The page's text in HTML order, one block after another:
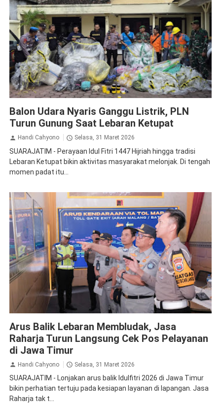
Balon Udara Nyaris Ganggu Listrik, PLN
Turun Gunung Saat Lebaran Ketupat
Handi Cahyono Selasa, 31 Maret 2026
SUARAJATIM - Perayaan Idul Fitri 1447 Hijriah hingga tradisi
Lebaran Ketupat bikin aktivitas masyarakat melonjak. Di tengah
momen padat itu...
Arus Balik Lebaran Membludak, Jasa
Raharja Turun Langsung Cek Pos Pelayanan
di Jawa Timur
Handi Cahyono Selasa, 31 Maret 2026
SUARAJATIM - Lonjakan arus balik Idulfitri 2026 di Jawa Timur
bikin perhatian tertuju pada kesiapan layanan di lapangan. Jasa
Raharja tak t...